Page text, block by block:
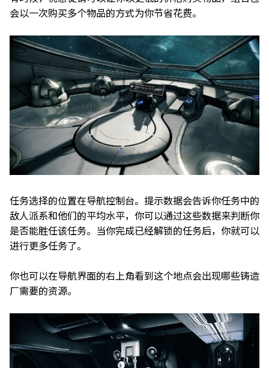
会以一次购买多个物品的方式为你节省花费。
任务选择的位置在导航控制台。提示数据会告诉你任务中的
敌人派系和他们的平均水平，你可以通过这些数据来判断你
是否能胜任该任务。当你完成已经解锁的任务后，你就可以
进行更多任务了。
你也可以在导航界面的右上角看到这个地点会出现哪些铸造
厂需要的资源。